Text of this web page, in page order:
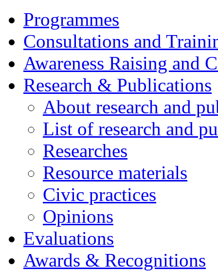
Programmes
Consultations and
Awareness Raising and
Research & Publications
About research and
List of research and
Researches
Resource materials
Civic practices
Opinions
Evaluations
Awards & Recognitions